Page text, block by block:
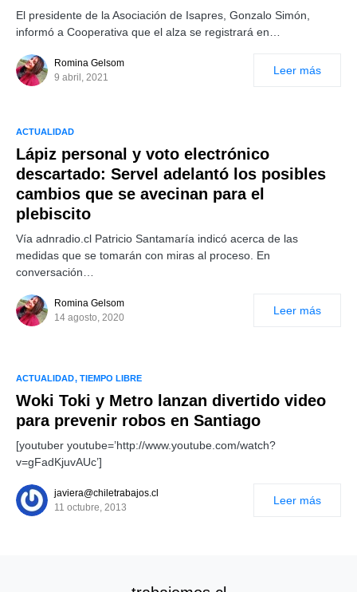
El presidente de la Asociación de Isapres, Gonzalo Simón,
informó a Cooperativa que el alza se registrará en…
Romina Gelsom
9 abril, 2021
Leer más
ACTUALIDAD
Lápiz personal y voto electrónico
descartado: Servel adelantó los posibles
cambios que se avecinan para el
plebiscito
Vía adnradio.cl Patricio Santamaría indicó acerca de las
medidas que se tomarán con miras al proceso. En
conversación…
Romina Gelsom
14 agosto, 2020
Leer más
ACTUALIDAD TIEMPO LIBRE
Woki Toki y Metro lanzan divertido video
para prevenir robos en Santiago
[youtuber youtube=’http://www.youtube.com/watch?
v=gFadKjuvAUc’]
javiera@chiletrabajos.cl
11 octubre, 2013
Leer más